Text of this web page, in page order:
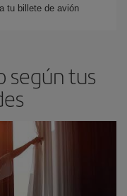
tu billete de avión
según tus